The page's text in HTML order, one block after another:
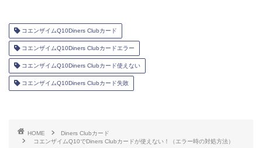
コエンザイムQ10Diners Clubカード
コエンザイムQ10Diners Clubカードエラー
コエンザイムQ10Diners Clubカード使えない
コエンザイムQ10Diners Clubカード失敗
HOME
Diners Clubカード
コエンザイムQ10でDiners Clubカードが使えない！（エラー時の対処方法）